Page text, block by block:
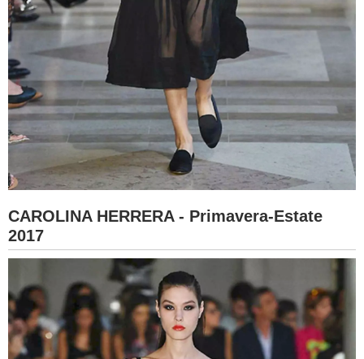
CAROLINA HERRERA - Primavera-Estate
2017